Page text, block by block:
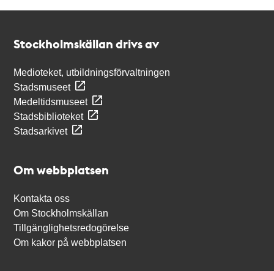
Stockholmskällan drivs av
Medioteket, utbildningsförvaltningen
Stadsmuseet
Medeltidsmuseet
Stadsbiblioteket
Stadsarkivet
Om webbplatsen
Kontakta oss
Om Stockholmskällan
Tillgänglighetsredogörelse
Om kakor på webbplatsen